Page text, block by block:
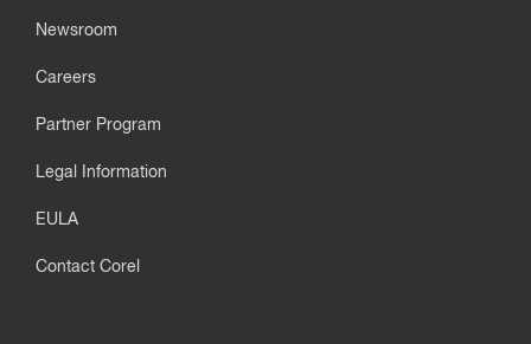
Newsroom
Careers
Partner Program
Legal Information
EULA
Contact Corel